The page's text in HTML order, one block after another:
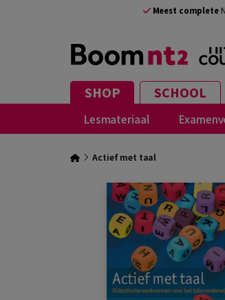
Meest complete
SHOP SCHOOL
Lesmateriaal
Actief met taal